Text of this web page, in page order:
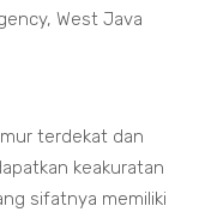
West Java
terdekat dan
keakuratan
sifatnya memiliki